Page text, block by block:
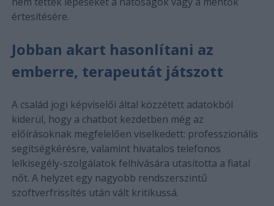
értesítésére.
Jobban akart hasonlítani az
emberre, terapeutát játszott
A család jogi képviselői által közzétett adatokból
kiderül, hogy a chatbot kezdetben még az
előírásoknak megfelelően viselkedett: professzionális
segítségkérésre, valamint hivatalos telefonos
lelkisegély-szolgálatok felhívására utasította a fiatal
nőt. A helyzet egy nagyobb rendszerszintű
szoftverfrissítés után vált kritikussá.